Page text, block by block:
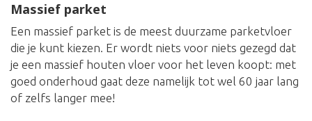
Massief parket
Een massief parket is de meest duurzame parketvloer
die je kunt kiezen. Er wordt niets voor niets gezegd dat
je een massief houten vloer voor het leven koopt: met
goed onderhoud gaat deze namelijk tot wel 60 jaar lang
of zelfs langer mee!